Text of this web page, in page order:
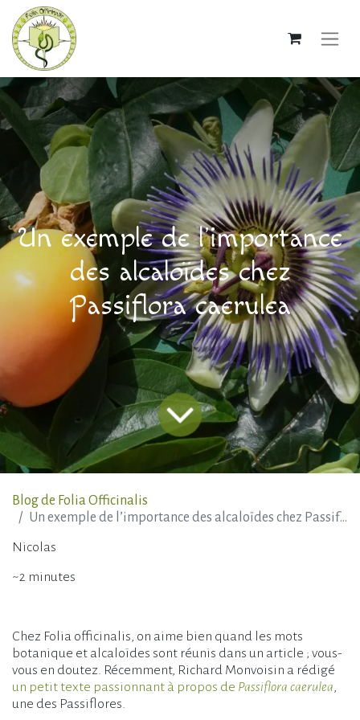
Un exemple de l’importance
des alcaloïdes chez
Passiflora caerulea
Blog de Folia Officinalis
Un exemple de l’importance des alcaloïdes chez Passiflora caerulea
Nicolas
~2 minutes
Chez Folia officinalis, on aime bien quand les mots
botanique et alcaloïdes sont réunis dans un article ; vous-
vous en doutez. Récemment, Richard Monvoisin a rédigé
un petit texte passionnant à propos de Pas­si­flo­ra cae­ru­lea,
une des Passiflores.